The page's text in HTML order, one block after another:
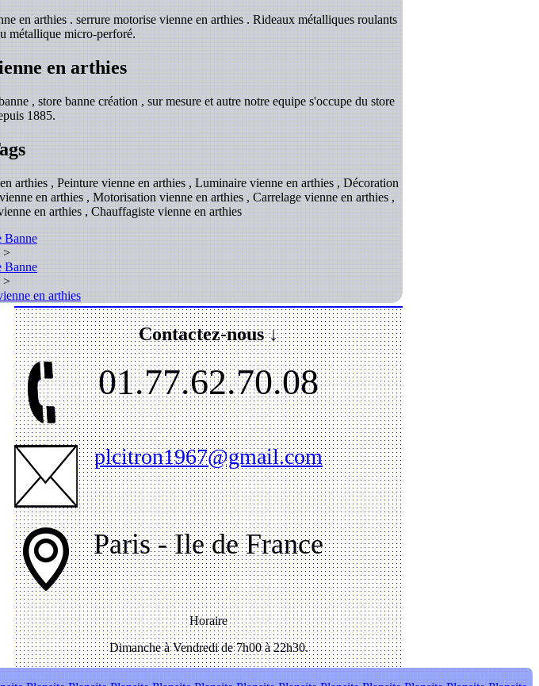
en arthies . serrure motorise vienne en arthies . Rideaux métalliques roulants
métallique micro-perforé.
en arthies
, store banne création , sur mesure et autre notre equipe s'occupe du store
1885.
arthies , Peinture vienne en arthies , Luminaire vienne en arthies , Décoration
en arthies , Motorisation vienne en arthies , Carrelage vienne en arthies ,
en arthies , Chauffagiste vienne en arthies
Banne
>
Banne
>
en arthies
Contactez-nous ↓
01.77.62.70.08
plcitron1967@gmail.com
Paris - Ile de France
Horaire
Dimanche à Vendredi de 7h00 à 22h30.